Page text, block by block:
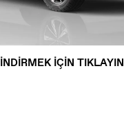
İNDİRMEK İÇİN TIKLAYIN